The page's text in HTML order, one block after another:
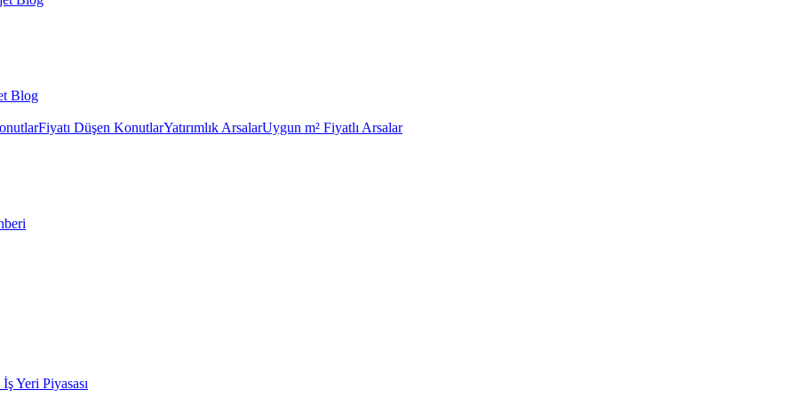
Blog
Fiyatı Düşen KonutlarYatırımlık ArsalarUygun m² Fiyatlı Arsalar
İş Yeri Piyasası